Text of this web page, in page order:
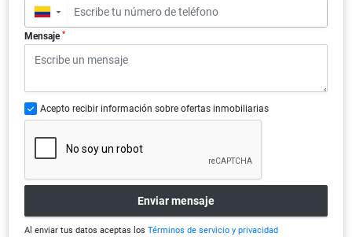
▼
Mensaje *
Acepto recibir información sobre ofertas inmobiliarias
Enviar mensaje
Al enviar tus datos aceptas los Términos de servicio y privacidad